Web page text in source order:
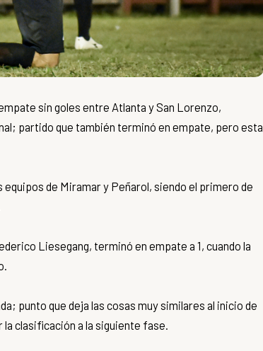
sin goles entre Atlanta y San Lorenzo,
; partido que también terminó en empate, pero esta
de Miramar y Peñarol, siendo el primero de
Liesegang, terminó en empate a 1, cuando la
punto que deja las cosas muy similares al inicio de
clasificación a la siguiente fase.